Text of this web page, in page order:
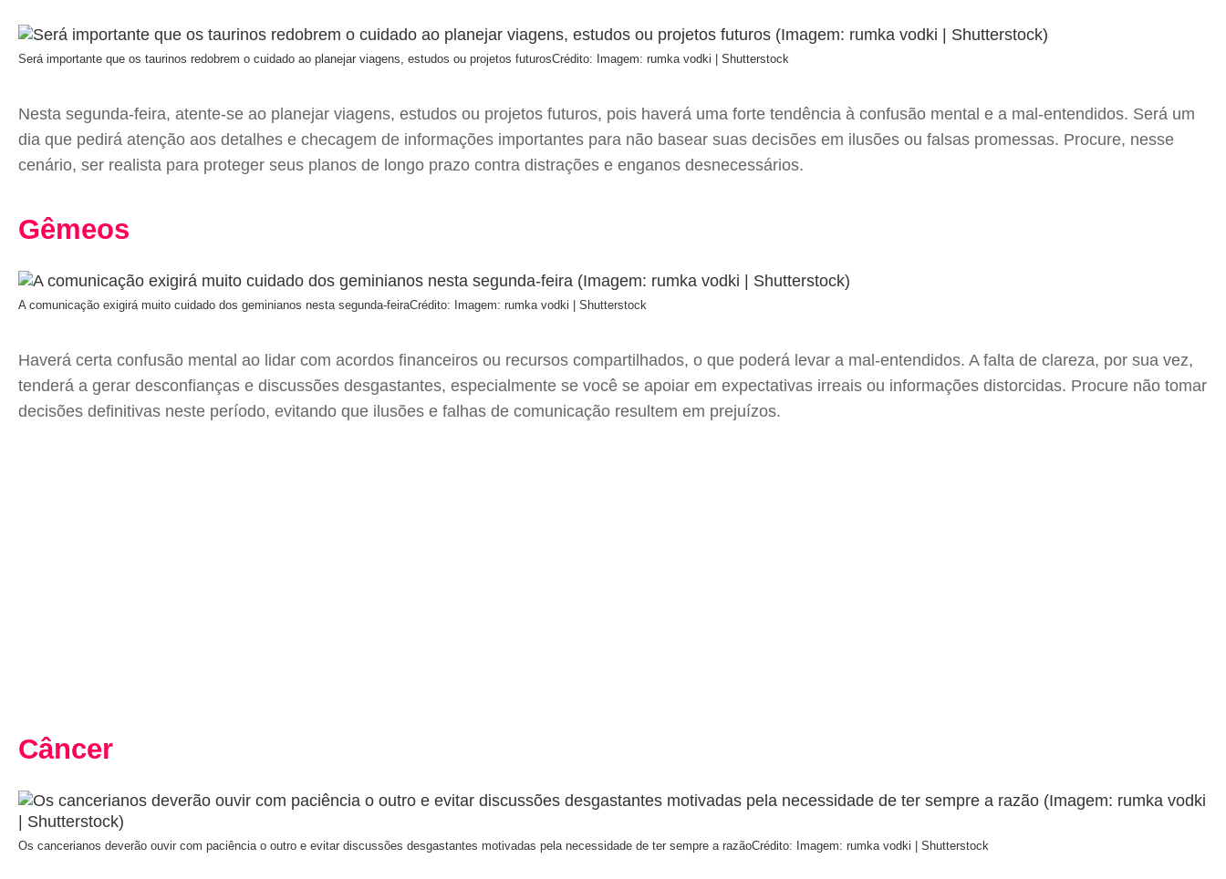
Será importante que os taurinos redobrem o cuidado ao planejar viagens, estudos ou projetos futurosCrédito: Imagem: rumka vodki | Shutterstock
Nesta segunda-feira, atente-se ao planejar viagens, estudos ou projetos futuros, pois haverá uma forte tendência à confusão mental e a mal-entendidos. Será um
dia que pedirá atenção aos detalhes e checagem de informações importantes para não basear suas decisões em ilusões ou falsas promessas. Procure, nesse
cenário, ser realista para proteger seus planos de longo prazo contra distrações e enganos desnecessários.
Gêmeos
A comunicação exigirá muito cuidado dos geminianos nesta segunda-feiraCrédito: Imagem: rumka vodki | Shutterstock
Haverá certa confusão mental ao lidar com acordos financeiros ou recursos compartilhados, o que poderá levar a mal-entendidos. A falta de clareza, por sua vez,
tenderá a gerar desconfianças e discussões desgastantes, especialmente se você se apoiar em expectativas irreais ou informações distorcidas. Procure não tomar
decisões definitivas neste período, evitando que ilusões e falhas de comunicação resultem em prejuízos.
Câncer
Os cancerianos deverão ouvir com paciência o outro e evitar discussões desgastantes motivadas pela necessidade de ter sempre a razãoCrédito: Imagem: rumka vodki | Shutterstock